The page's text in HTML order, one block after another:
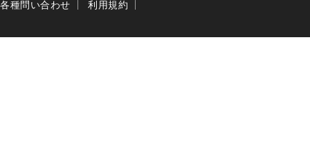
各種問い合わせ
利用規約